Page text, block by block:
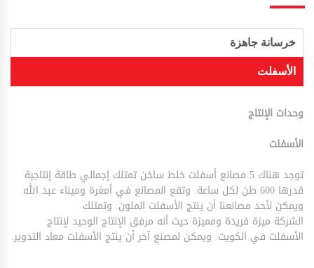
خرسانة جاهزة
الأسفلت
وحدات الإنتاج
الأسفلت
توجد هناك 5 مصانع أسفلت خلط ساخن تمتلك إجمالي طاقة إنتاجية
قدرها 600 طن لكل ساعة. وتقع المصانع في أمغرة وميناء عبد الله.
ويمكن لأحد مصانعنا أن ينتج الأسفلت الملون. وتمتلك
الشركة ميزة فريدة ومميزة حيث أنه مرفق الإنتاج الوحيد لإنتاج
الأسفلت في الكويت. ويمكن لمصنع آخر أن ينتج الأسفلت معاد التدوير.